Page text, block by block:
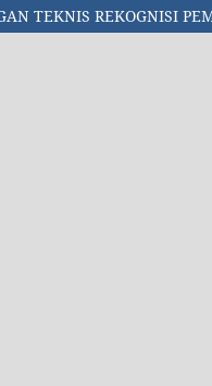
TEKNIS REKOGNISI